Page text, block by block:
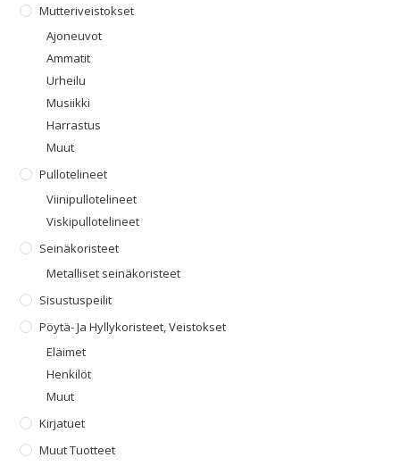
Mutteriveistokset
Ajoneuvot
Ammatit
Urheilu
Musiikki
Harrastus
Muut
Pullotelineet
Viinipullotelineet
Viskipullotelineet
Seinäkoristeet
Metalliset seinäkoristeet
Sisustuspeilit
Pöytä- Ja Hyllykoristeet, Veistokset
Eläimet
Henkilöt
Muut
Kirjatuet
Muut Tuotteet